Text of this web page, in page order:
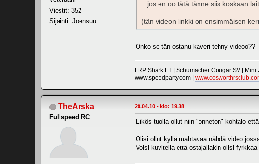
Viestit: 352
Sijainti: Joensuu
...jos en oo tätä tänne siis koskaan
(tän videon linkki on ensimmäisen
Onko se tän ostanu kaveri tehny videoo??
LRP Shark FT | Schumacher Cougar SV | Mini
www.speedparty.com |
TheArska
Fullspeed RC
29.04.10 - klo: 19.38
Eikös tuolla ollut niin "onneton" kohtalo
Olisi ollut kyllä mahtavaa nähdä video
Voisi kuvitella että ostajallakin olisi